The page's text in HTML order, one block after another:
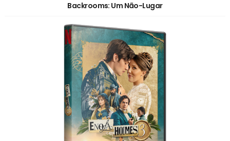
Backrooms: Um Não-Lugar